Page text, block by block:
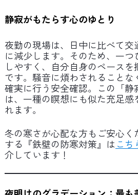
静寂がもたらす心のゆとり
夜勤の現場は、日中に比べて
に減少します。そのため、一
しやすく、自分自身のペース
です。騒音に煩わされることな
確実に行う安全確認。この「静
は、一種の瞑想にも似た充足感
れます。
冬の寒さが心配な方もご安心
する『鉄壁の防寒対策』は こち
介しています！